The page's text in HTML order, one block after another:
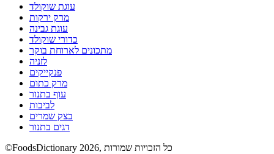
עוגת שוקולד
מרק ירקות
עוגת גבינה
כדורי שוקולד
מתכונים לארוחת בוקר
לזניה
פנקייקים
מרק כתום
עוף בתנור
לביבות
בצק שמרים
דגים בתנור
©FoodsDictionary 2026, כל הזכויות שמורות